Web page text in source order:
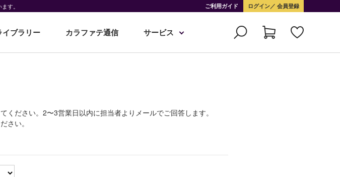
す。 ご利用ガイド ログイン 会員登録
イブラリー カラファテ通信 サービス
ださい。2〜3営業日以内に担当者よりメールでご回答します。
さい。